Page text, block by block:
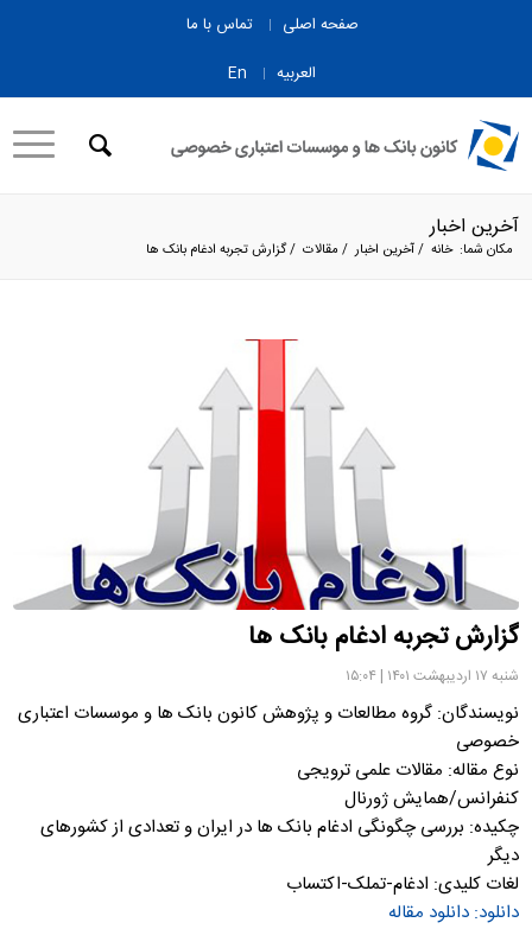
صفحه اصلی
تماس با ما
العربیه
En
آخرین اخبار
مکان شما: خانه /آخرین اخبار / مقالات /گزارش تجربه ادغام بانک ها
گزارش تجربه ادغام بانک ها
شنبه ۱۷ اردیبهشت ۱۴۰۱ | ۱۵:۰۴
نویسندگان: گروه مطالعات و پژوهش کانون بانک ها و موسسات اعتباری
خصوصی
نوع مقاله: مقالات علمی ترویجی
کنفرانس/همایش ژورنال
چکیده: بررسی چگونگی ادغام بانک ها در ایران و تعدادی از کشورهای
دیگر
لغات کلیدی: ادغام-تملک-اکتساب
دانلود: دانلود مقاله